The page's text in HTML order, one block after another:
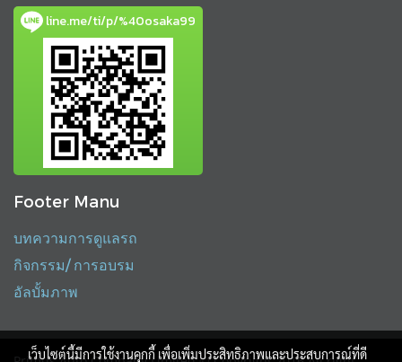
line.me/ti/p/%40osaka99
Footer Manu
บทความการดูแลรถ
กิจกรรม/ การอบรม
อัลบั้มภาพ
เว็บไซต์นี้มีการใช้งานคุกกี้ เพื่อเพิ่มประสิทธิภาพและประสบการณ์ที่ดี